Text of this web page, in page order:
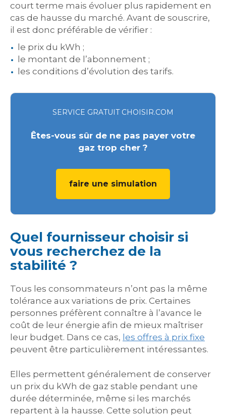
court terme mais évoluer plus rapidement en
cas de hausse du marché. Avant de souscrire,
il est donc préférable de vérifier :
le prix du kWh ;
le montant de l’abonnement ;
les conditions d’évolution des tarifs.
SERVICE GRATUIT CHOISIR.COM
Êtes-vous sûr de ne pas payer votre
gaz trop cher ?
faire une simulation
Quel fournisseur choisir si
vous recherchez de la
stabilité ?
Tous les consommateurs n’ont pas la même
tolérance aux variations de prix. Certaines
personnes préfèrent connaître à l’avance le
coût de leur énergie afin de mieux maîtriser
leur budget. Dans ce cas, les offres à prix fixe
peuvent être particulièrement intéressantes.
Elles permettent généralement de conserver
un prix du kWh de gaz stable pendant une
durée déterminée, même si les marchés
repartent à la hausse. Cette solution peut